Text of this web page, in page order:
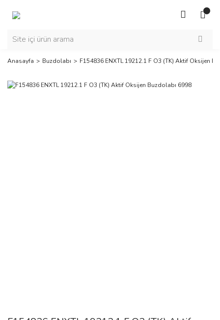
Anasayfa Buzdolabı F154836 ENXTL 19212.1 F O3 (TK) Aktif Oksijen